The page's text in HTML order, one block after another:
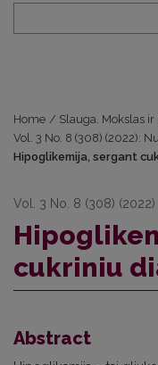
Home / Slauga. Mokslas
Vol. 3 No. 8 (308) (2022):
Hipoglikemija, sergant
Vol. 3 No. 8 (308) (2022)
cukriniu
Abstract